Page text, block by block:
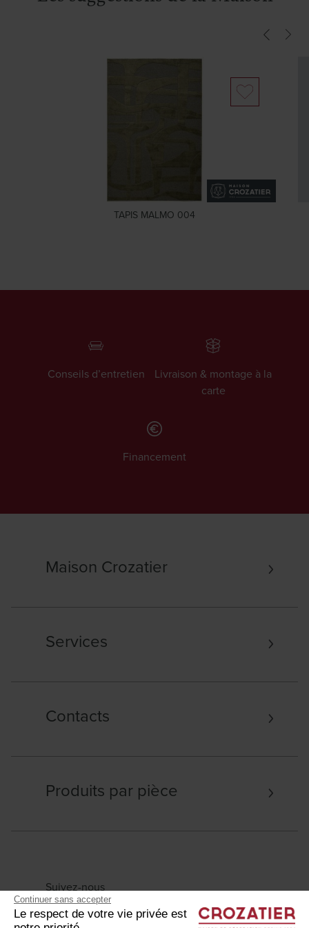
TAPIS MALMO 004
Conseils d’entretien
Livraison & montage à la
carte
Financement
Maison Crozatier
Services
Contacts
Produits par pièce
Suivez-nous
Continuer sans accepter
Le respect de votre vie privée est